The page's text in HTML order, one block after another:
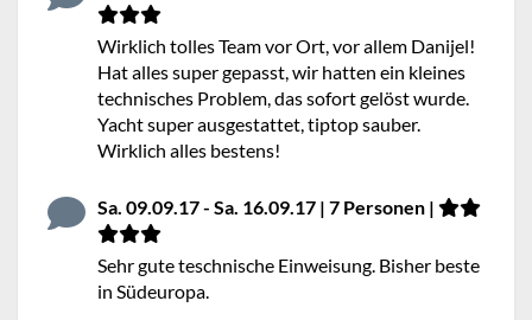
Wirklich tolles Team vor Ort, vor allem Danijel!
Hat alles super gepasst, wir hatten ein kleines
technisches Problem, das sofort gelöst wurde.
Yacht super ausgestattet, tiptop sauber.
Wirklich alles bestens!
Sa. 09.09.17 - Sa. 16.09.17 | 7 Personen |
Sehr gute teschnische Einweisung. Bisher beste
in Südeuropa.